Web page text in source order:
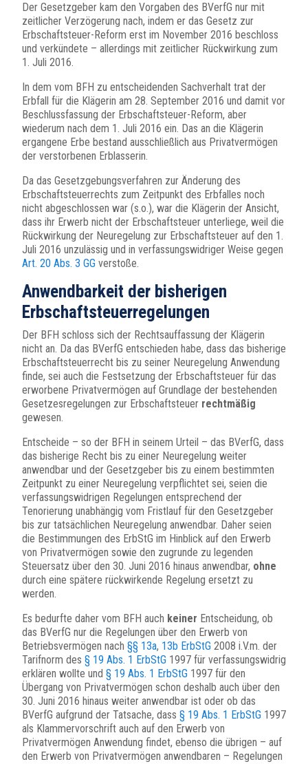
Der Gesetzgeber kam den Vorgaben des BVerfG nur mit
zeitlicher Verzögerung nach, indem er das Gesetz zur
Erbschaftsteuer-Reform erst im November 2016 beschloss
und verkündete – allerdings mit zeitlicher Rückwirkung zum
1. Juli 2016.
In dem vom BFH zu entscheidenden Sachverhalt trat der
Erbfall für die Klägerin am 28. September 2016 und damit vor
Beschlussfassung der Erbschaftsteuer-Reform, aber
wiederum nach dem 1. Juli 2016 ein. Das an die Klägerin
ergangene Erbe bestand ausschließlich aus Privatvermögen
der verstorbenen Erblasserin.
Da das Gesetzgebungsverfahren zur Änderung des
Erbschaftsteuerrechts zum Zeitpunkt des Erbfalles noch
nicht abgeschlossen war (s.o.), war die Klägerin der Ansicht,
dass ihr Erwerb nicht der Erbschaftsteuer unterliege, weil die
Rückwirkung der Neuregelung zur Erbschaftsteuer auf den 1.
Juli 2016 unzulässig und in verfassungswidriger Weise gegen
Art. 20 Abs. 3 GG verstoße.
Anwendbarkeit der bisherigen
Erbschaftsteuerregelungen
Der BFH schloss sich der Rechtsauffassung der Klägerin
nicht an. Da das BVerfG entschieden habe, dass das bisherige
Erbschaftsteuerrecht bis zu seiner Neuregelung Anwendung
finde, sei auch die Festsetzung der Erbschaftsteuer für das
erworbene Privatvermögen auf Grundlage der bestehenden
Gesetzesregelungen zur Erbschaftsteuer rechtmäßig
gewesen.
Entscheide – so der BFH in seinem Urteil – das BVerfG, dass
das bisherige Recht bis zu einer Neuregelung weiter
anwendbar und der Gesetzgeber bis zu einem bestimmten
Zeitpunkt zu einer Neuregelung verpflichtet sei, seien die
verfassungswidrigen Regelungen entsprechend der
Tenorierung unabhängig vom Fristlauf für den Gesetzgeber
bis zur tatsächlichen Neuregelung anwendbar. Daher seien
die Bestimmungen des ErbStG im Hinblick auf den Erwerb
von Privatvermögen sowie den zugrunde zu legenden
Steuersatz über den 30. Juni 2016 hinaus anwendbar, ohne
durch eine spätere rückwirkende Regelung ersetzt zu
werden.
Es bedurfte daher vom BFH auch keiner Entscheidung, ob
das BVerfG nur die Regelungen über den Erwerb von
Betriebsvermögen nach §§ 13a, 13b ErbStG 2008 i.V.m. der
Tarifnorm des § 19 Abs. 1 ErbStG 1997 für verfassungswidrig
erklären wollte und § 19 Abs. 1 ErbStG 1997 für den
Übergang von Privatvermögen schon deshalb auch über den
30. Juni 2016 hinaus weiter anwendbar ist oder ob das
BVerfG aufgrund der Tatsache, dass § 19 Abs. 1 ErbStG 1997
als Klammervorschrift auch auf den Erwerb von
Privatvermögen Anwendung findet, ebenso die übrigen – auf
den Erwerb von Privatvermögen anwendbaren – Regelungen